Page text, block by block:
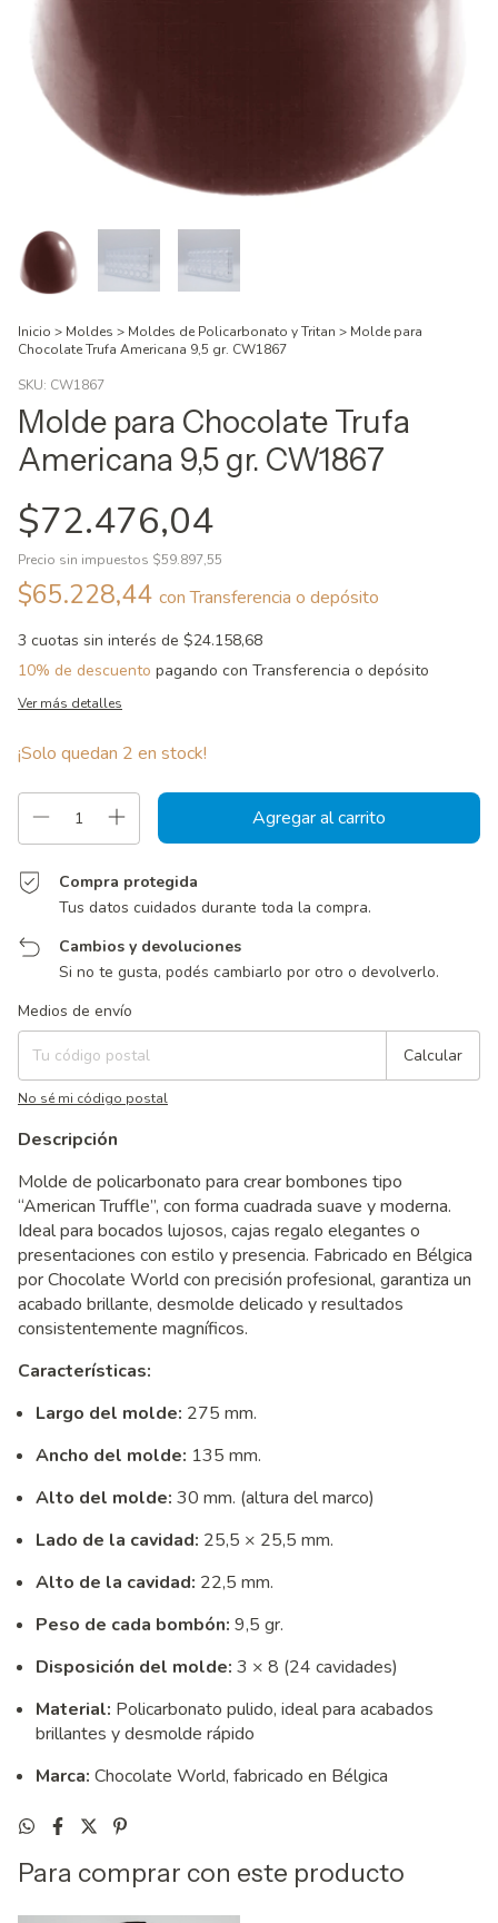
Inicio > Moldes > Moldes de Policarbonato y Tritan > Molde para
Chocolate Trufa Americana 9,5 gr. CW1867
SKU: CW1867
Molde para Chocolate Trufa
Americana 9,5 gr. CW1867
$72.476,04
Precio sin impuestos $59.897,55
$65.228,44 con Transferencia o depósito
3 cuotas sin interés de $24.158,68
10% de descuento pagando con Transferencia o depósito
Ver más detalles
¡Solo quedan 2 en stock!
Compra protegida
Tus datos cuidados durante toda la compra.
Cambios y devoluciones
Si no te gusta, podés cambiarlo por otro o devolverlo.
Entregas para el CP:
Medios de envío
Calcular
No sé mi código postal
Descripción
Molde de policarbonato para crear bombones tipo
“American Truffle”, con forma cuadrada suave y moderna.
Ideal para bocados lujosos, cajas regalo elegantes o
presentaciones con estilo y presencia. Fabricado en Bélgica
por Chocolate World con precisión profesional, garantiza un
acabado brillante, desmolde delicado y resultados
consistentemente magníficos.
Características:
Largo del molde: 275 mm.
Ancho del molde: 135 mm.
Alto del molde: 30 mm. (altura del marco)
Lado de la cavidad: 25,5 × 25,5 mm.
Alto de la cavidad: 22,5 mm.
Peso de cada bombón: 9,5 gr.
Disposición del molde: 3 × 8 (24 cavidades)
Material: Policarbonato pulido, ideal para acabados
brillantes y desmolde rápido
Marca: Chocolate World, fabricado en Bélgica
Para comprar con este producto